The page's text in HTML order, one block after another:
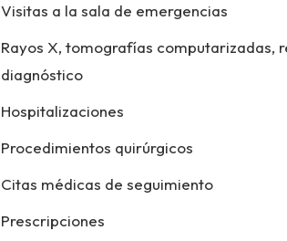
Visitas a la sala de emergencias
Rayos X, tomografías computarizadas,
diagnóstico
Hospitalizaciones
Procedimientos quirúrgicos
Citas médicas de seguimiento
Prescripciones